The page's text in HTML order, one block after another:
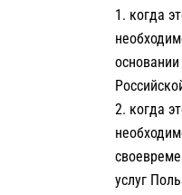
когда
когда
услуг